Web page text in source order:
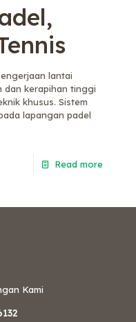
lantai
kerapihan tinggi
khusus. Sistem
lapangan padel
Read more
Kami